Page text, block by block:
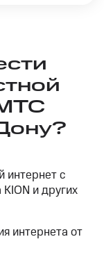
с
и других
интернета от